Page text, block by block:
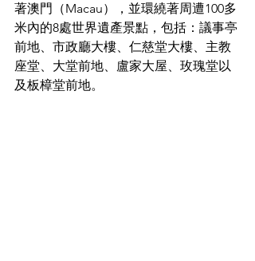
著澳門（Macau），並環繞著周遭100多
米內的8處世界遺產景點，包括：議事亭
前地、市政廳大樓、仁慈堂大樓、主教
座堂、大堂前地、盧家大屋、玫瑰堂以
及板樟堂前地。